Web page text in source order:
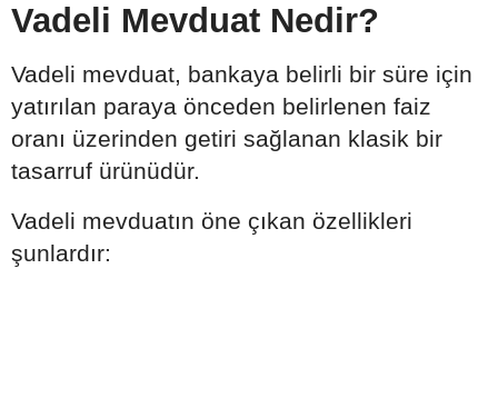
Vadeli Mevduat Nedir?
Vadeli mevduat, bankaya belirli bir süre için
yatırılan paraya önceden belirlenen faiz
oranı üzerinden getiri sağlanan klasik bir
tasarruf ürünüdür.
Vadeli mevduatın öne çıkan özellikleri
şunlardır: